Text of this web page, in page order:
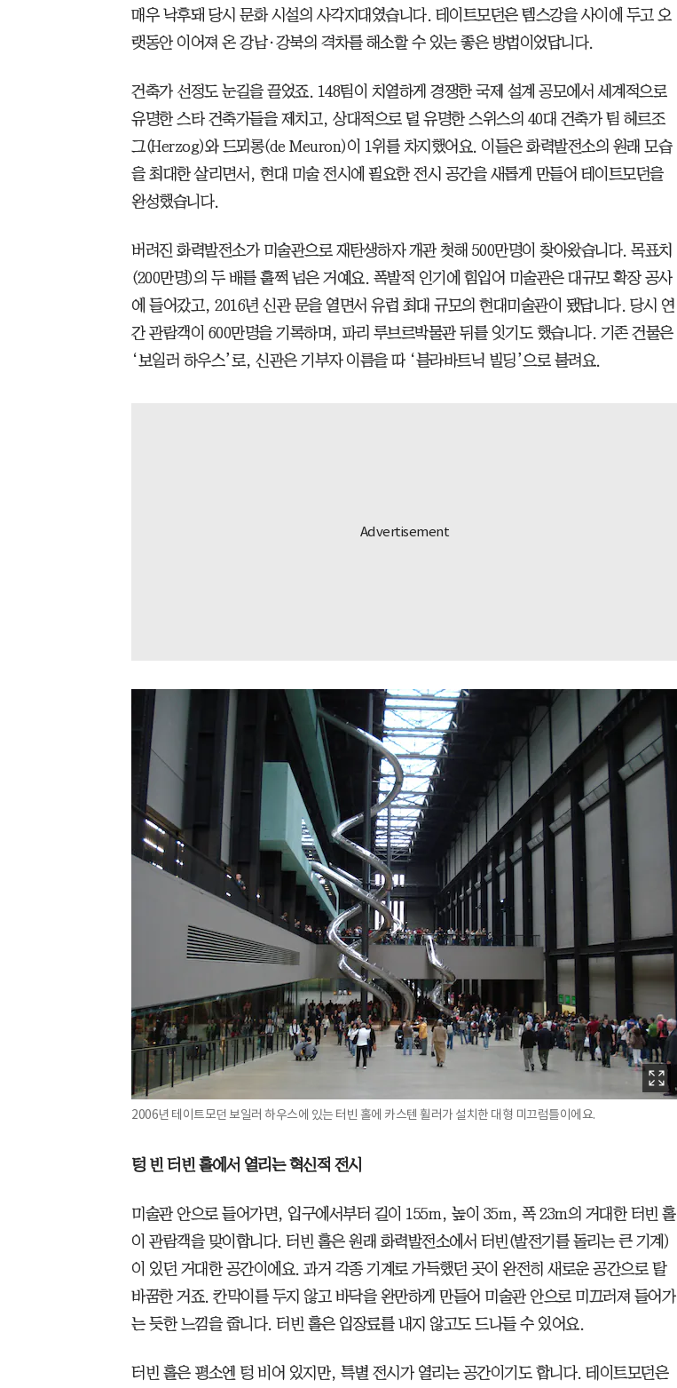
매우 낙후돼 당시 문화 시설의 사각지대였습니다. 테이트모던은 템스강을 사이에 두고 오
랫동안 이어져 온 강남·강북의 격차를 해소할 수 있는 좋은 방법이었답니다.
건축가 선정도 눈길을 끌었죠. 148팀이 치열하게 경쟁한 국제 설계 공모에서 세계적으로
유명한 스타 건축가들을 제치고, 상대적으로 덜 유명한 스위스의 40대 건축가 팀 헤르조
그(Herzog)와 드뫼롱(de Meuron)이 1위를 차지했어요. 이들은 화력발전소의 원래 모습
을 최대한 살리면서, 현대 미술 전시에 필요한 전시 공간을 새롭게 만들어 테이트모던을
완성했습니다.
버려진 화력발전소가 미술관으로 재탄생하자 개관 첫해 500만명이 찾아왔습니다. 목표치
(200만명)의 두 배를 훌쩍 넘은 거예요. 폭발적 인기에 힘입어 미술관은 대규모 확장 공사
에 들어갔고, 2016년 신관 문을 열면서 유럽 최대 규모의 현대미술관이 됐답니다. 당시 연
간 관람객이 600만명을 기록하며, 파리 루브르박물관 뒤를 잇기도 했습니다. 기존 건물은
‘보일러 하우스’로, 신관은 기부자 이름을 따 ‘블라바트닉 빌딩’으로 불려요.
2006년 테이트모던 보일러 하우스에 있는 터빈 홀에 카스텐 휠러가 설치한 대형 미끄럼틀이에요.
텅 빈 터빈 홀에서 열리는 혁신적 전시
미술관 안으로 들어가면, 입구에서부터 길이 155m, 높이 35m, 폭 23m의 거대한 터빈 홀
이 관람객을 맞이합니다. 터빈 홀은 원래 화력발전소에서 터빈(발전기를 돌리는 큰 기계)
이 있던 거대한 공간이에요. 과거 각종 기계로 가득했던 곳이 완전히 새로운 공간으로 탈
바꿈한 거죠. 칸막이를 두지 않고 바닥을 완만하게 만들어 미술관 안으로 미끄러져 들어가
는 듯한 느낌을 줍니다. 터빈 홀은 입장료를 내지 않고도 드나들 수 있어요.
터빈 홀은 평소엔 텅 비어 있지만, 특별 전시가 열리는 공간이기도 합니다. 테이트모던은